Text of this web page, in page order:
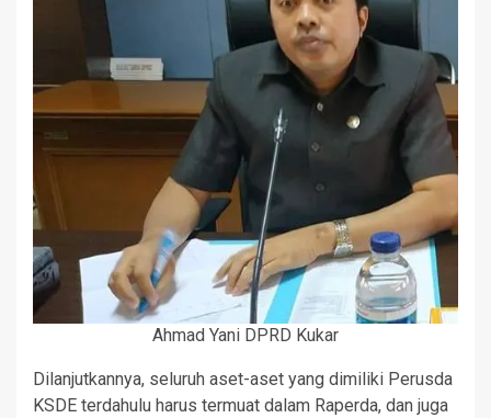
Ahmad Yani DPRD Kukar
Dilanjutkannya, seluruh aset-aset yang dimiliki Perusda
KSDE terdahulu harus termuat dalam Raperda, dan juga